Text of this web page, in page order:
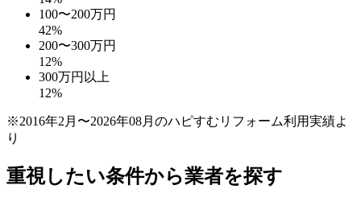
100〜200万円
42%
200〜300万円
12%
300万円以上
12%
※2016年2月〜2026年08月のハピすむリフォーム利用実績よ
り
重視したい条件から業者を探す